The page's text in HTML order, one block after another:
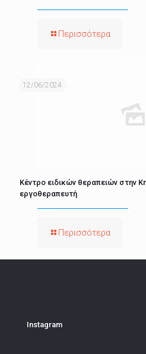
Περισσότερα
12/06/2024
Κέντρο ειδικών θεραπειών στην
εργοθεραπευτή
Περισσότερα
Instagram